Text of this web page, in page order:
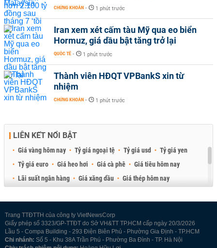
CHỨNG KHOÁN - 1 phút trước
Iran xem xét cấm tàu Mỹ qua eo biển
Hormuz, giá dầu bật tăng trở lại
QUỐC TẾ - 1 phút trước
Thành viên HĐQT VPBankS xin từ
nhiệm
CHỨNG KHOÁN - 1 phút trước
LIÊN KẾT NỔI BẬT
Giá vàng hôm nay Tỷ giá ngoại tệ Tỷ giá usd
Tỷ giá yen
Tỷ giá euro
Giá heo hơi Giá cà phê
Giá tiêu hôm nay
Lãi suất ngân hàng
Giá xăng dầu
Giá thép hôm nay
Trang TTĐTTH của công ty VietNewsCorp
Giấy phép số 3323/GP-TTĐT do Sở VH&TT TP.HCM cấp ngày 20/3/2026
Lầu 5 - Compa Building - 293 Điện Biên Phủ - Phường Gia Định - TP.HCM
Chi nhánh: Số 5 - Khu 38A Trần Phú - Phường Ba Đình - TP. Hà Nội